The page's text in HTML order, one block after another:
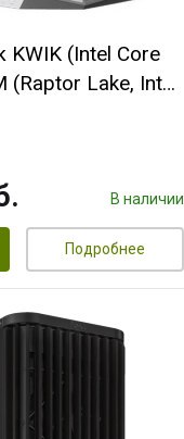
KWIK (Intel Core
(Raptor Lake, Intel
32 ГБ ОЗУ (2
В наличии
Подробнее